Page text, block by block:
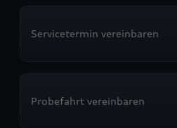
Servicetermin vereinbaren
Probefahrt vereinbaren